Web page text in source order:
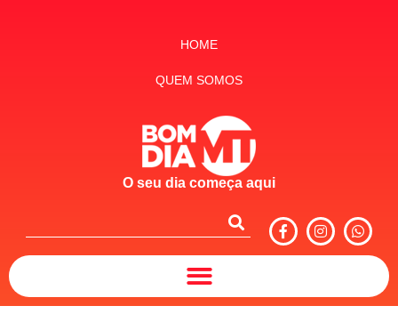
HOME
QUEM SOMOS
O seu dia começa aqui